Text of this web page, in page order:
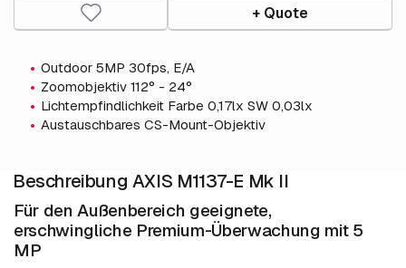
+ Quote
Outdoor 5MP 30fps, E/A
Zoomobjektiv 112° - 24°
Lichtempfindlichkeit Farbe 0,17lx SW 0,03lx
Austauschbares CS-Mount-Objektiv
Beschreibung AXIS M1137-E Mk II
Für den Außenbereich geeignete,
erschwingliche Premium-Überwachung mit 5
MP